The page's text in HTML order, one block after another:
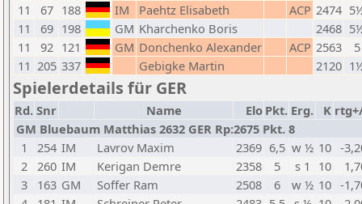
11
67 188 IM Paehtz Elisabeth ACP 2474
11
69 198 GM Kharchenko Boris 2468
11
92 121 GM Donchenko Alexander ACP 2563
5
11 205 337 Gebigke Martin 2120
Spielerdetails für GER
Rd. Snr Name Elo Pkt. Erg. K
GM Bluebaum Matthias 2632 GER Rp:2675 Pkt. 8
1
254 IM Lavrov Maxim 2369 6,5 w ½ 10 -
2 260 IM Kerigan Demre 2358 5 s 1 10
3
163 GM Soffer Ram 2508 6 w ½ 10 -